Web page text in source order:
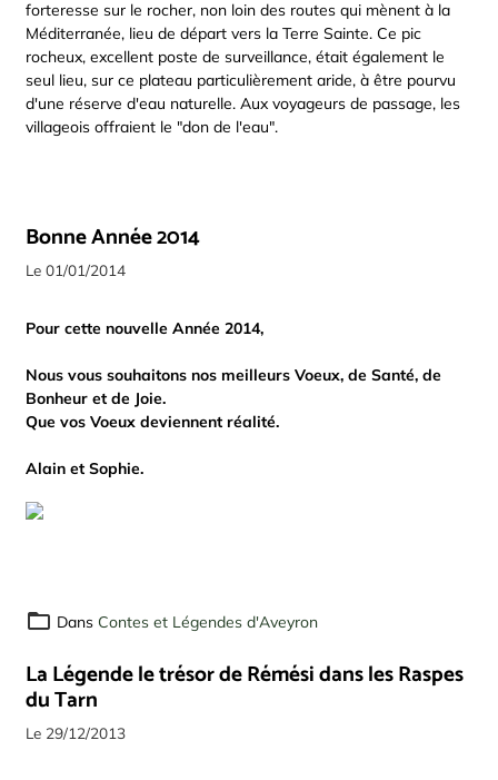
forteresse sur le rocher, non loin des routes qui mènent à la
Méditerranée, lieu de départ vers la Terre Sainte. Ce pic
rocheux, excellent poste de surveillance, était également le
seul lieu, sur ce plateau particulièrement aride, à être pourvu
d'une réserve d'eau naturelle. Aux voyageurs de passage, les
villageois offraient le "don de l'eau".
Bonne Année 2014
Le 01/01/2014
Pour cette nouvelle Année 2014,
Nous vous souhaitons nos meilleurs Voeux, de Santé, de
Bonheur et de Joie.
Que vos Voeux deviennent réalité.
Alain et Sophie.
Dans Contes et Légendes d'Aveyron
La Légende le trésor de Rémési dans les Raspes
du Tarn
Le 29/12/2013